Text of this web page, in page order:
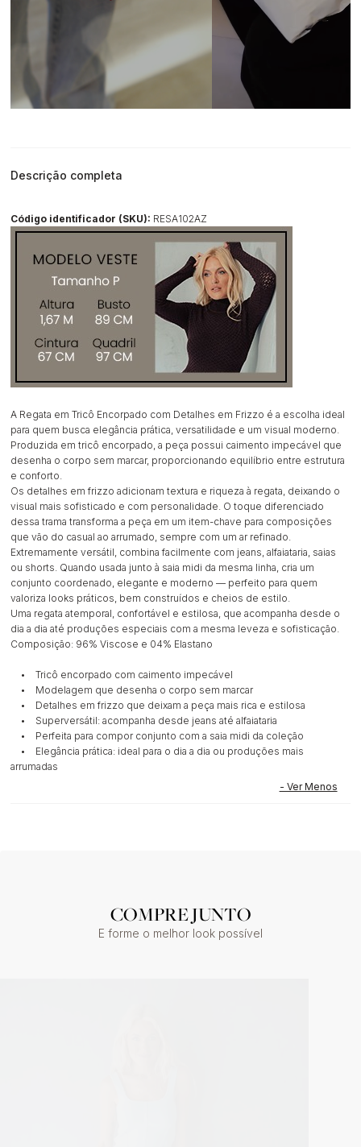
Descrição completa
Código identificador (SKU): RESA102AZ
A Regata em Tricô Encorpado com Detalhes em Frizzo é a escolha ideal
para quem busca elegância prática, versatilidade e um visual moderno.
Produzida em tricô encorpado, a peça possui caimento impecável que
desenha o corpo sem marcar, proporcionando equilíbrio entre estrutura
e conforto.
Os detalhes em frizzo adicionam textura e riqueza à regata, deixando o
visual mais sofisticado e com personalidade. O toque diferenciado
dessa trama transforma a peça em um item-chave para composições
que vão do casual ao arrumado, sempre com um ar refinado.
Extremamente versátil, combina facilmente com jeans, alfaiataria, saias
ou shorts. Quando usada junto à saia midi da mesma linha, cria um
conjunto coordenado, elegante e moderno — perfeito para quem
valoriza looks práticos, bem construídos e cheios de estilo.
Uma regata atemporal, confortável e estilosa, que acompanha desde o
dia a dia até produções especiais com a mesma leveza e sofisticação.
Composição: 96% Viscose e 04% Elastano
• Tricô encorpado com caimento impecável
• Modelagem que desenha o corpo sem marcar
• Detalhes em frizzo que deixam a peça mais rica e estilosa
• Superversátil: acompanha desde jeans até alfaiataria
• Perfeita para compor conjunto com a saia midi da coleção
• Elegância prática: ideal para o dia a dia ou produções mais
arrumadas
COMPRE JUNTO
E forme o melhor look possível